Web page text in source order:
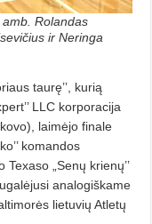
Rolandas
ir Neringa
taurę’’, kurią
LLC korporacija
laimėjo finale
komandos
„Senų krienų’’
analogiškame
lietuvių Atletų